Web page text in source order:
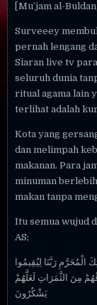
[Mu’jam al-
Surveeey
pernah lengang
Siaran live tv
seluruh dunia
ritual agama lain
terlihat adalah
Kota yang
dan melimpah
makanan. Para
minuman
makan tanpa
Itu semua wujud
AS;
رَبَّنَا لِيُقِيمُوا
مِنَ الثَّمَرَاتِ لَعَلَّهُمْ
يَشْكُرُونَ